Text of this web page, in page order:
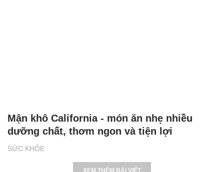
SỨC KHỎE
Mận khô California - món ăn nhẹ nhiều
dưỡng chất, thơm ngon và tiện lợi
XEM THÊM BÀI VIẾT